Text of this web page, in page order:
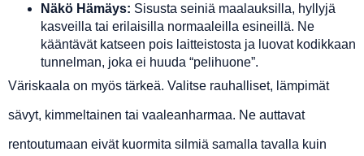
Näkö Hämäys: Sisusta seiniä maalauksilla, hyllyjä
kasveilla tai erilaisilla normaaleilla esineillä. Ne
kääntävät katseen pois laitteistosta ja luovat kodikkaan
tunnelman, joka ei huuda “pelihuone”.
Väriskaala on myös tärkeä. Valitse rauhalliset, lämpimät
sävyt, kimmeltainen tai vaaleanharmaa. Ne auttavat
rentoutumaan eivät kuormita silmiä samalla tavalla kuin